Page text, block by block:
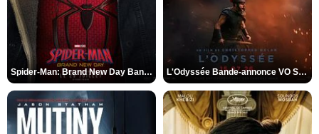
Spider-Man: Brand New Day Bande-annonce VO STFR L'Odyssée Bande-annonce VO STFR